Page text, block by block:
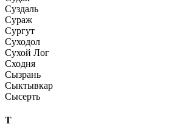
Суздаль
Сураж
Сургут
Суходол
Сухой Лог
Сходня
Сызрань
Сыктывкар
Сысерть
Т